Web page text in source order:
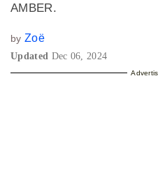
AMBER.
by Zoë
Updated Dec 06, 2024